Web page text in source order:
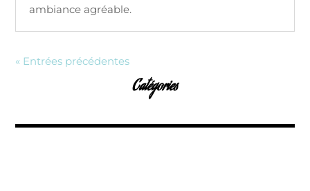
ambiance agréable.
« Entrées précédentes
Catégories